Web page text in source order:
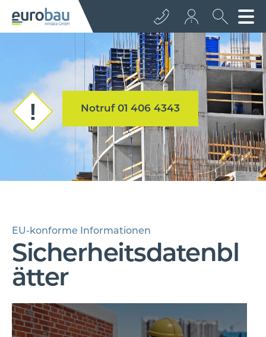
+43 512 362233
info@euro­bau.com
inndata
Notruf 01 406 4343
EU-konforme Informationen
Sicherheitsdatenbl
ätter